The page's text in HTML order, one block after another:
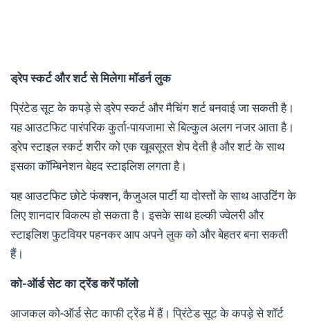
ड्रेप स्कर्ट और शर्ट से मिलेगा मॉडर्न लुक
प्रिंटेड सूट के कपड़े से ड्रेप स्कर्ट और मैचिंग शर्ट बनवाई जा सकती है।
यह आउटफिट पारंपरिक कुर्ता-पायजामा से बिल्कुल अलग नजर आता है।
ड्रेप स्टाइल स्कर्ट शरीर को एक खूबसूरत शेप देती है और शर्ट के साथ
इसका कॉम्बिनेशन बेहद स्टाइलिश लगता है।
यह आउटफिट छोटे फंक्शन, कैजुअल पार्टी या दोस्तों के साथ आउटिंग के
लिए शानदार विकल्प हो सकता है। इसके साथ हल्की ज्वेलरी और
स्टाइलिश फुटवियर पहनकर आप अपने लुक को और बेहतर बना सकती
हैं।
को-ऑर्ड सेट का ट्रेंड करें फॉलो
आजकल को-ऑर्ड सेट काफी ट्रेंड में हैं। प्रिंटेड सूट के कपड़े से शॉर्ट